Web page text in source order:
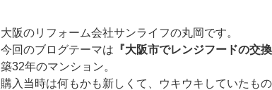
大阪のリフォーム会社サンライフの丸岡です。
今回のブログテーマは 『大阪市でレンジフードの交換
築32年のマンション。
購入当時は何もかも新しくて、ウキウキしていたもの